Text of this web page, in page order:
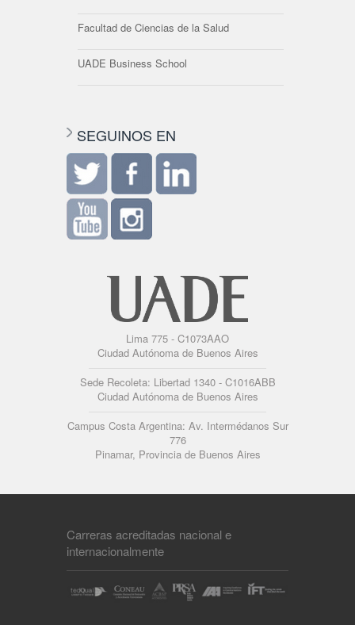
Facultad de Ciencias de la Salud
UADE Business School
SEGUINOS EN
Lima 775 - C1073AAO
Ciudad Autónoma de Buenos Aires
Sede Recoleta: Libertad 1340 - C1016ABB
Ciudad Autónoma de Buenos Aires
Campus Costa Argentina: Av. Intermédanos Sur
776
Pinamar, Provincia de Buenos Aires
Carreras acreditadas nacional e
internacionalmente